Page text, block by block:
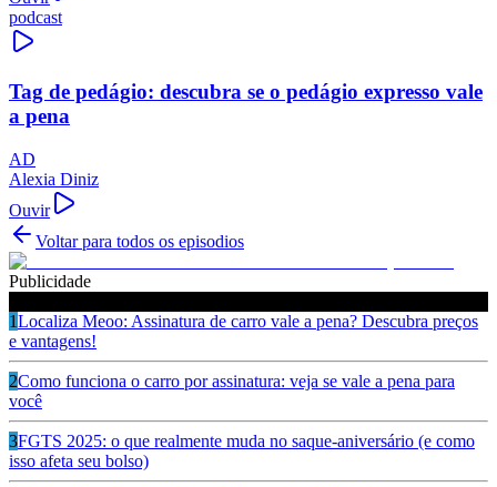
podcast
Tag de pedágio: descubra se o pedágio expresso vale
a pena
AD
Alexia Diniz
Ouvir
Voltar para todos os episodios
Publicidade
1Localiza Meoo: Assinatura de carro vale a pena? Descubra preços
e vantagens!
2Como funciona o carro por assinatura: veja se vale a pena para
você
3FGTS 2025: o que realmente muda no saque-aniversário (e como
isso afeta seu bolso)